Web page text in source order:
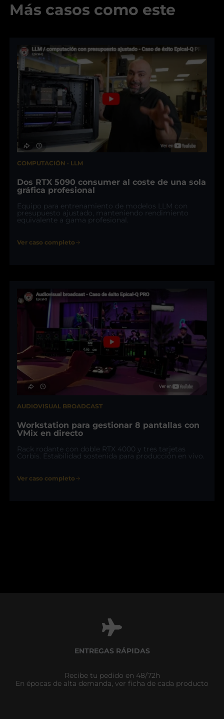
Más casos como este
COMPUTACIÓN · LLM
Dos RTX 5090 consumer al coste de una sola
gráfica profesional
Equipo para entrenamiento de modelos LLM con
presupuesto ajustado, manteniendo rendimiento
equivalente a gama profesional.
Ver caso completo
AUDIOVISUAL BROADCAST
Workstation para gestionar 8 pantallas con
VMix en directo
Rack rodante con doble RTX 4000 y tres tarjetas
Corbis. Estabilidad sostenida para producción en vivo.
Ver caso completo
ENTREGAS RÁPIDAS
Recibe tu pedido en 48/72h
En épocas de alta demanda, ver ficha de cada producto